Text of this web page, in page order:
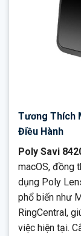
Tương Thích
Điều Hành
Poly Savi
macOS, đồng
dụng Poly
phổ biến như
RingCentral,
việc hiện tại.